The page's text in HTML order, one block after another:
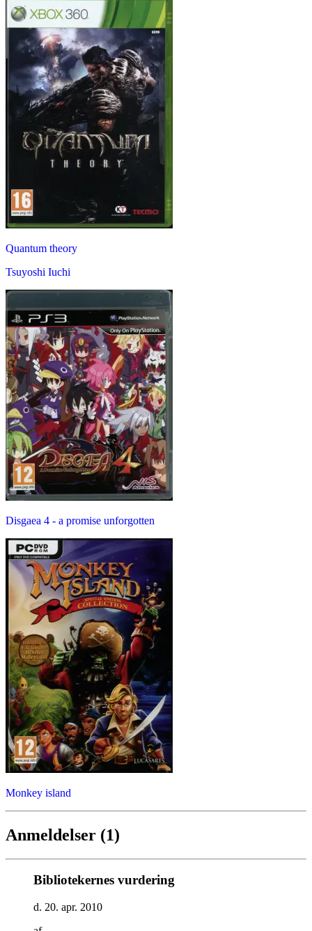
Quantum theory
Tsuyoshi Iuchi
Disgaea 4 - a promise unforgotten
Monkey island
Anmeldelser (1)
Bibliotekernes vurdering
d. 20. apr. 2010